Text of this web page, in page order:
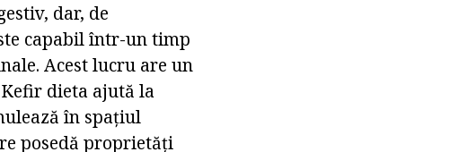
dar, de
capabil într-un timp
Acest lucru are un
dieta ajută la
în spațiul
posedă proprietăți